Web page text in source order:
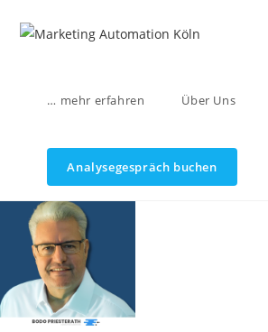
Inhalt
… mehr erfahren Über Uns
Analysegespräch buchen